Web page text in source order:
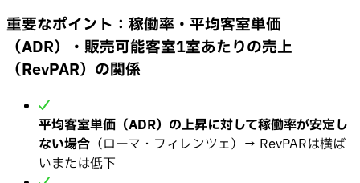
重要なポイント：稼働率・平均客室単価
（ADR）・販売可能客室1室あたりの売上
（RevPAR）の関係
平均客室単価（ADR）の上昇に対して稼働率が安定し
ない場合 （ローマ・フィレンツェ）→ RevPARは横ば
いまたは低下